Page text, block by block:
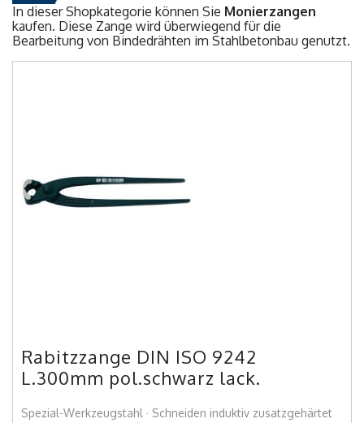
In dieser Shopkategorie können Sie Monierzangen
kaufen. Diese Zange wird überwiegend für die
Bearbeitung von Bindedrähten im Stahlbetonbau genutzt.
Rabitzzange DIN ISO 9242
L.300mm pol.schwarz lack.
Spezial-Werkzeugstahl · Schneiden induktiv zusatzgehärtet